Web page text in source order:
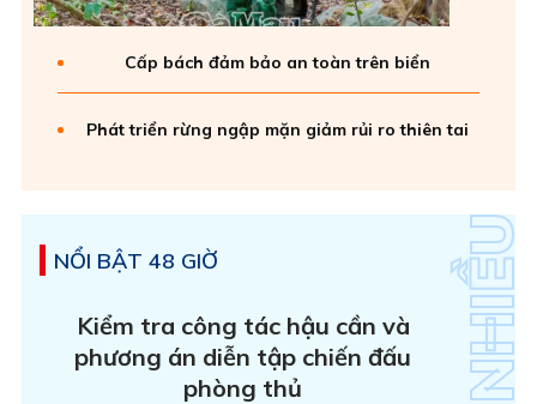
Cấp bách đảm bảo an toàn trên biển
Phát triển rừng ngập mặn giảm rủi ro thiên tai
NỔI BẬT 48 GIỜ
Kiểm tra công tác hậu cần và
phương án diễn tập chiến đấu
phòng thủ